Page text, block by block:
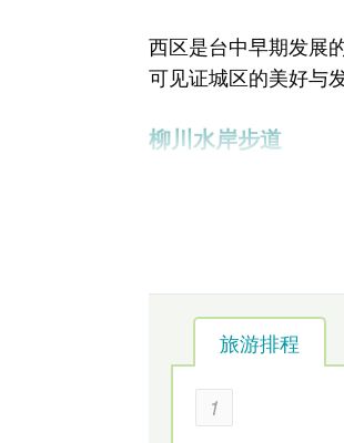
西区是台中早期发展
可见证城区的美好与
柳川水岸步道
旅游排程
1